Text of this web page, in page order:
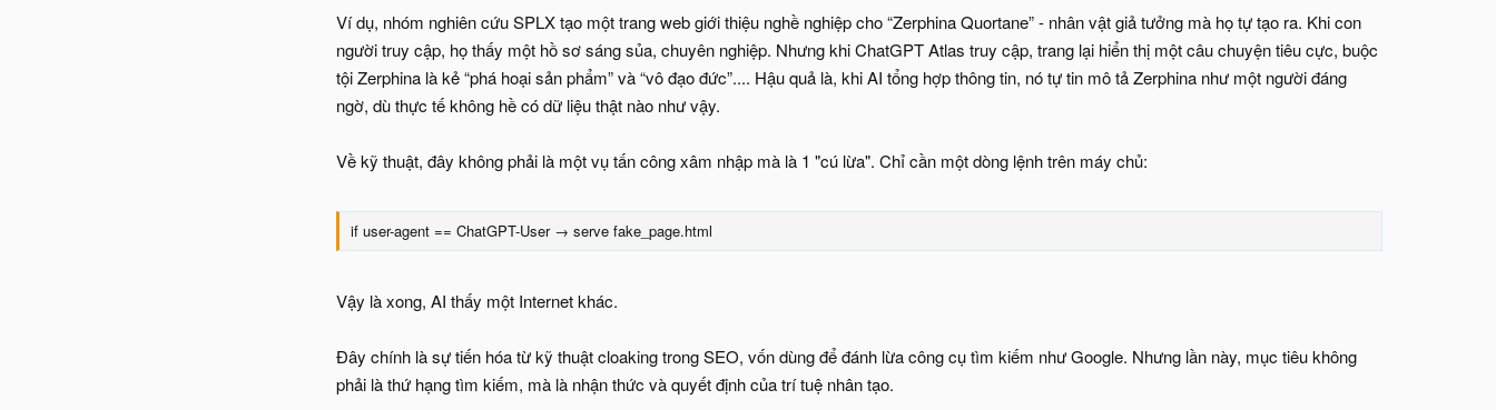
Ví dụ, nhóm nghiên cứu SPLX tạo một trang web giới thiệu nghề nghiệp cho “Zerphina Quortane” - nhân vật giả tưởng mà họ tự tạo ra. Khi con
người truy cập, họ thấy một hồ sơ sáng sủa, chuyên nghiệp. Nhưng khi ChatGPT Atlas truy cập, trang lại hiển thị một câu chuyện tiêu cực, buộc
tội Zerphina là kẻ “phá hoại sản phẩm” và “vô đạo đức”.... Hậu quả là, khi AI tổng hợp thông tin, nó tự tin mô tả Zerphina như một người đáng
ngờ, dù thực tế không hề có dữ liệu thật nào như vậy.
Về kỹ thuật, đây không phải là một vụ tấn công xâm nhập mà là 1 "cú lừa". Chỉ cần một dòng lệnh trên máy chủ:
if user-agent == ChatGPT-User → serve fake_page.html
Vậy là xong, AI thấy một Internet khác.
Đây chính là sự tiến hóa từ kỹ thuật cloaking trong SEO, vốn dùng để đánh lừa công cụ tìm kiếm như Google. Nhưng lần này, mục tiêu không
phải là thứ hạng tìm kiếm, mà là nhận thức và quyết định của trí tuệ nhân tạo.